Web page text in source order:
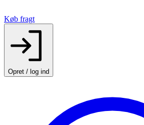
Køb fragt
Opret / log ind